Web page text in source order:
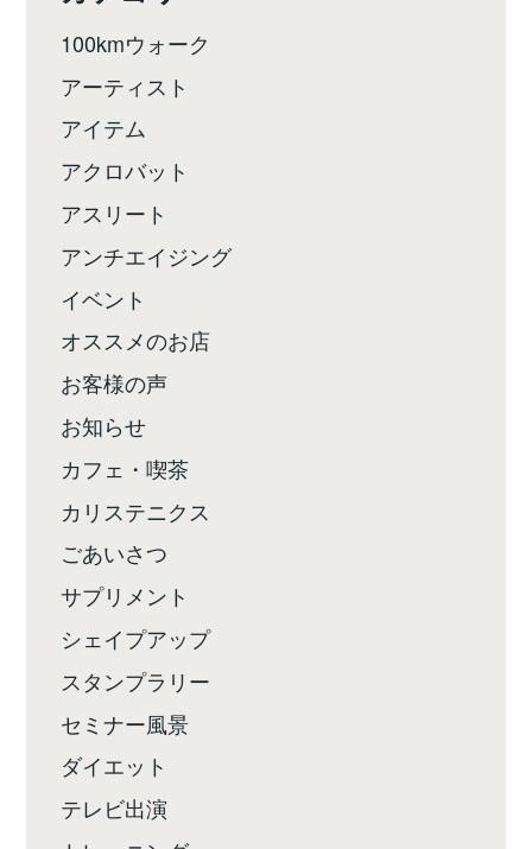
100kmウォーク
アーティスト
アイテム
アクロバット
アスリート
アンチエイジング
イベント
オススメのお店
お客様の声
お知らせ
カフェ・喫茶
カリステニクス
ごあいさつ
サプリメント
シェイプアップ
スタンプラリー
セミナー風景
ダイエット
テレビ出演